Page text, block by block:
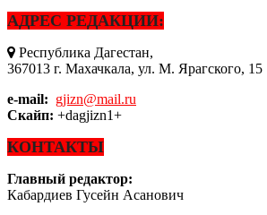
АДРЕС РЕДАКЦИИ:
Республика Дагестан,
367013 г. Махачкала, ул. М. Ярагского, 15
e-mail: gjizn@mail.ru
Скайп: +dagjizn1+
КОНТАКТЫ
Главный редактор:
Кабардиев Гусейн Асанович